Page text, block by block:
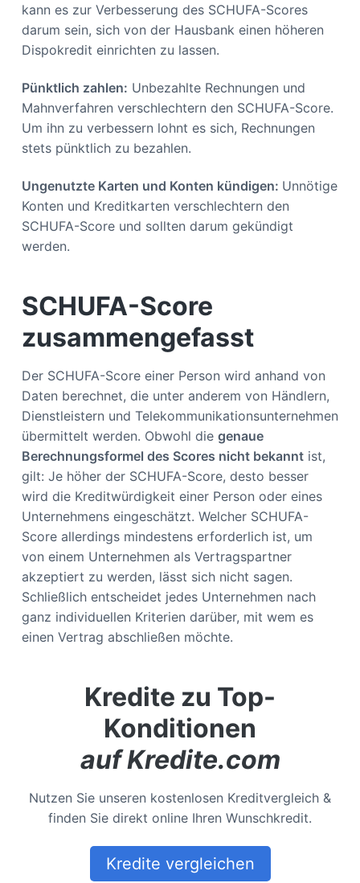
kann es zur Verbesserung des SCHUFA-Scores
darum sein, sich von der Hausbank einen höheren
Dispokredit einrichten zu lassen.
Pünktlich zahlen: Unbezahlte Rechnungen und
Mahnverfahren verschlechtern den SCHUFA-Score.
Um ihn zu verbessern lohnt es sich, Rechnungen
stets pünktlich zu bezahlen.
Ungenutzte Karten und Konten kündigen: Unnötige
Konten und Kreditkarten verschlechtern den
SCHUFA-Score und sollten darum gekündigt
werden.
SCHUFA-Score
zusammengefasst
Der SCHUFA-Score einer Person wird anhand von
Daten berechnet, die unter anderem von Händlern,
Dienstleistern und Telekommunikationsunternehmen
übermittelt werden. Obwohl die genaue
Berechnungsformel des Scores nicht bekanntist,
gilt: Je höher der SCHUFA-Score, desto besser
wird die Kreditwürdigkeit einer Person oder eines
Unternehmens eingeschätzt. Welcher SCHUFA-
Score allerdings mindestens erforderlich ist, um
von einem Unternehmen als Vertragspartner
akzeptiert zu werden, lässt sich nicht sagen.
Schließlich entscheidet jedes Unternehmen nach
ganz individuellen Kriterien darüber, mit wem es
einen Vertrag abschließen möchte.
Kredite zu Top-
Konditionen
auf Kredite.com
Nutzen Sie unseren kostenlosen Kreditvergleich &
finden Sie direkt online Ihren Wunschkredit.
Kredite vergleichen